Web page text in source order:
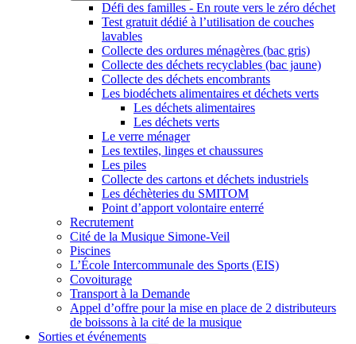
Défi des familles - En route vers le zéro déchet
Test gratuit dédié à l’utilisation de couches
lavables
Collecte des ordures ménagères (bac gris)
Collecte des déchets recyclables (bac jaune)
Collecte des déchets encombrants
Les biodéchets alimentaires et déchets verts
Les déchets alimentaires
Les déchets verts
Le verre ménager
Les textiles, linges et chaussures
Les piles
Collecte des cartons et déchets industriels
Les déchèteries du SMITOM
Point d’apport volontaire enterré
Recrutement
Cité de la Musique Simone-Veil
Piscines
L’École Intercommunale des Sports (EIS)
Covoiturage
Transport à la Demande
Appel d’offre pour la mise en place de 2 distributeurs
de boissons à la cité de la musique
Sorties et événements